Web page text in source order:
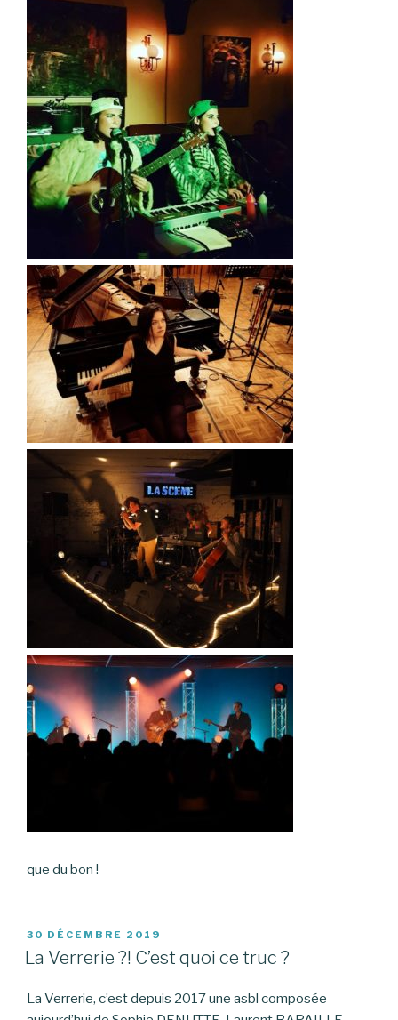
que du bon !
PUBLIÉ
LE
30 DÉCEMBRE 2019
La Verrerie ?! C’est quoi ce truc ?
La Verrerie, c’est depuis 2017 une asbl composée